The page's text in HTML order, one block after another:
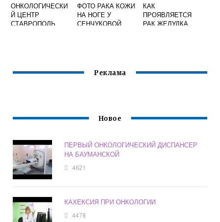
ОНКОЛОГИЧЕСКИ
Й ЦЕНТР
СТАВРОПОЛЬ
ФОТО РАКА КОЖИ
НА НОГЕ У
СЕНЧУКОВОЙ
КАК
ПРОЯВЛЯЕТСЯ
РАК ЖЕЛУДКА
Реклама
Новое
ПЕРВЫЙ ОНКОЛОГИЧЕСКИЙ ДИСПАНСЕР
НА БАУМАНСКОЙ
4621
КАХЕКСИЯ ПРИ ОНКОЛОГИИ
4478